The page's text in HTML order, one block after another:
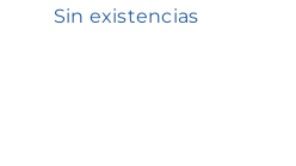
Sin existencias